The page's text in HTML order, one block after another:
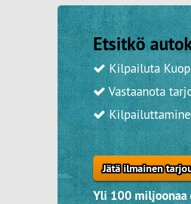
Etsitkö
Kilpailuta
Vastaanota
Jätä ilmainen
Yli 100 miljoonaa